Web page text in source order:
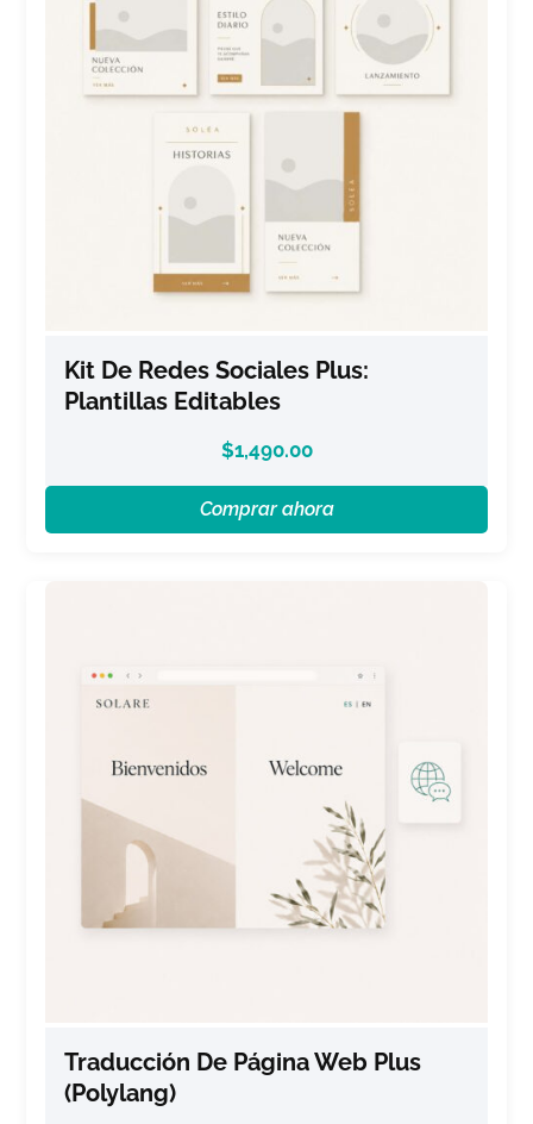
Kit De Redes Sociales Plus:
Plantillas Editables
$1,490.00
Comprar ahora
Traducción De Página Web Plus
(Polylang)